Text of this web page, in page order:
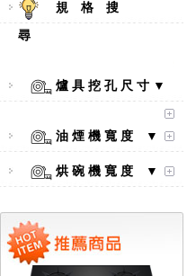
規 格 搜
尋
爐 具 挖 孔 尺 寸 ▼
油 煙 機 寬 度 ▼
烘 碗 機 寬 度 ▼
【林內Rinnai】 RB-L2600S(A)
彩焱系列 檯面式彩焱不銹鋼雙
口爐